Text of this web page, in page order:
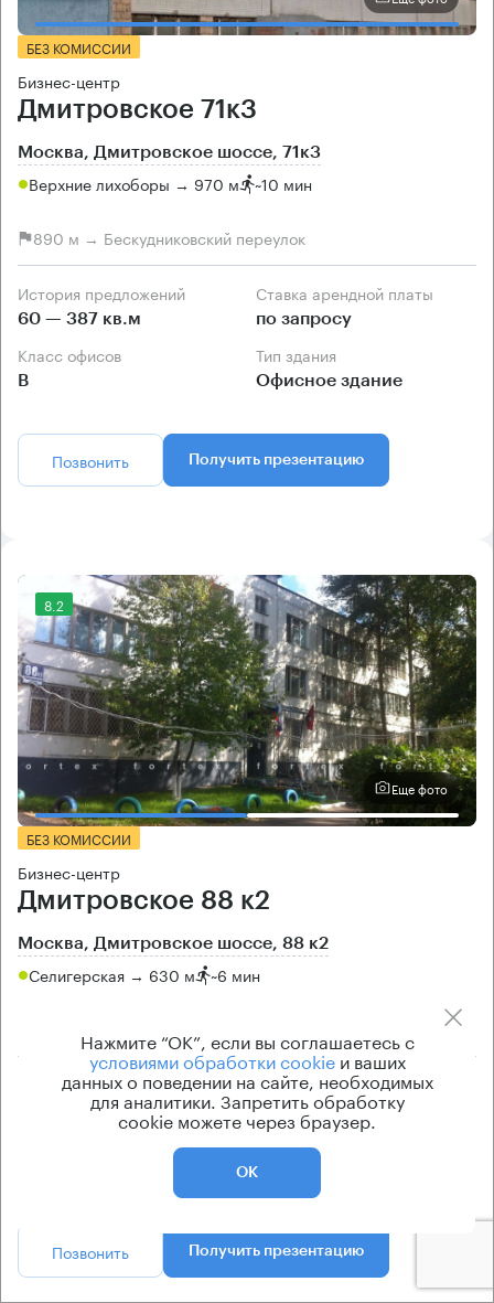
БЕЗ КОМИССИИ
Бизнес-центр
Дмитровское 71к3
Москва, Дмитровское шоссе, 71к3
Верхние лихоборы → 970 м ~10 мин
890 м → Бескудниковский переулок
История предложений
60 — 387 кв.м
Ставка арендной платы
по запросу
Класс офисов
B
Тип здания
Офисное здание
Позвонить Получить презентацию
8.2
Еще фото
БЕЗ КОМИССИИ
Бизнес-центр
Дмитровское 88 к2
Москва, Дмитровское шоссе, 88 к2
Селигерская → 630 м ~6 мин
История предложений
по запросу
Ставка арендной платы
по запросу
Тип здания
ОСЗ
Позвонить Получить презентацию
Нажмите “ОК”, если вы соглашаетесь с
условиями обработки cookieи ваших
данных о поведении на сайте, необходимых
для аналитики. Запретить обработку
cookie можете через браузер.
ОК